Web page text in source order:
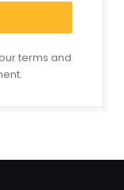
terms and